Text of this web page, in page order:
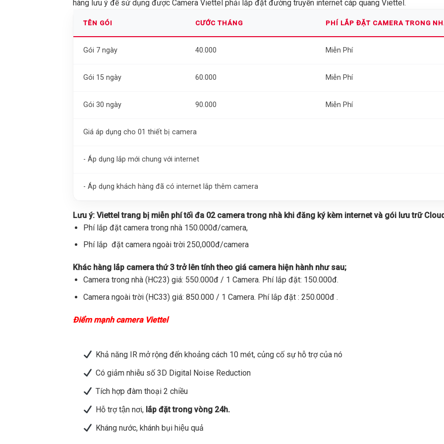
hàng lưu ý để sử dụng được Camera Viettel phải lắp đặt đường truyền internet cáp quang Viettel.
TÊN GÓI CƯỚC THÁNG PHÍ LẮP ĐẶT CAMERA TRONG
Gói 7 ngày 40.000 Miễn Phí
Gói 15 ngày 60.000 Miễn Phí
Gói 30 ngày 90.000 Miễn Phí
Giá áp dụng cho 01 thiết bị camera
- Áp dụng lắp mới chung với internet
- Áp dụng khách hàng đã có internet lắp thêm camera
Lưu ý: Viettel trang bị miễn phí tối đa 02 camera trong nhà khi đăng ký kèm internet và gói lưu trữ
Phí lắp đặt camera trong nhà 150.000đ/camera,
Phí lắp đặt camera ngoài trời 250,000đ/camera
Khác hàng lắp camera thứ 3 trở lên tính theo giá camera hiện hành như sau;
Camera trong nhà (HC23) giá: 550.000đ / 1 Camera. Phí lắp đặt: 150.000đ.
Camera ngoài trời (HC33) giá: 850.000 / 1 Camera. Phí lắp đặt : 250.000đ .
Điểm mạnh camera Viettel
Khả năng IR mở rộng đến khoảng cách 10 mét, củng cố sự hỗ trợ của nó
Có giảm nhiễu số 3D Digital Noise Reduction
Tích hợp đàm thoại 2 chiều
Hỗ trợ tận nơi,lắp đặt trong vòng 24h.
Kháng nước, khánh bụi hiệu quả